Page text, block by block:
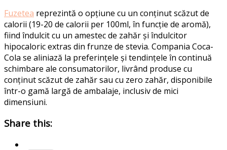
Fuzetea reprezintă o opțiune cu un conținut scăzut de
calorii (19-20 de calorii per 100ml, în funcție de aromă),
fiind îndulcit cu un amestec de zahăr și îndulcitor
hipocaloric extras din frunze de stevia. Compania Coca-
Cola se aliniază la preferințele și tendințele în continuă
schimbare ale consumatorilor, livrând produse cu
conținut scăzut de zahăr sau cu zero zahăr, disponibile
într-o gamă largă de ambalaje, inclusiv de mici
dimensiuni.
Share this: